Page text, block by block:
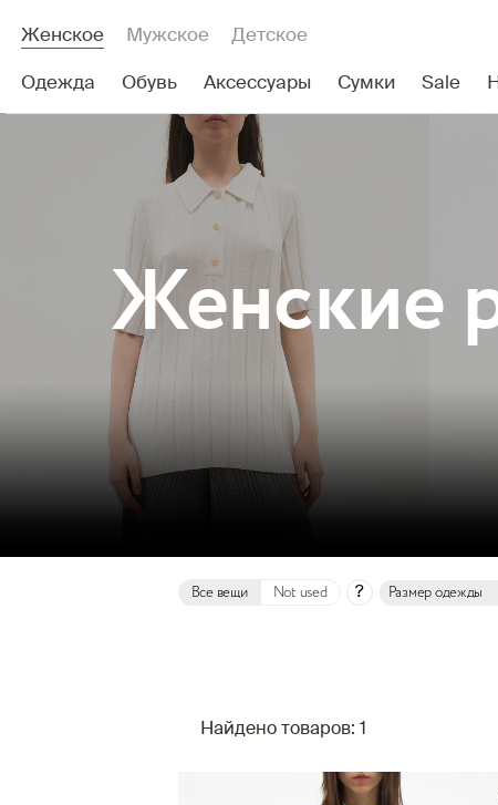
Женское Мужское Детское
Одежда Обувь Аксессуары Сумки Sale
Женские
Все вещи Not used ? Размер одежды
Найдено товаров: 1